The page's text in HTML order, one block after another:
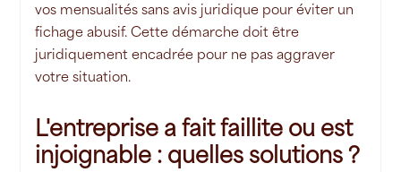
vos mensualités sans avis juridique pour éviter un
fichage abusif. Cette démarche doit être
juridiquement encadrée pour ne pas aggraver
votre situation.
L'entreprise a fait faillite ou est
injoignable : quelles solutions ?